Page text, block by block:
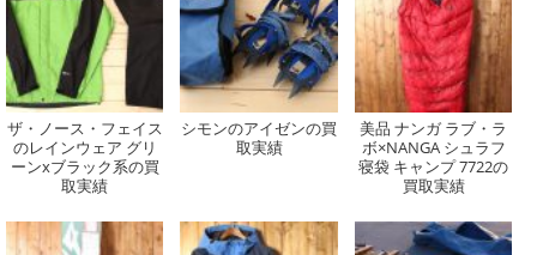
ザ・ノース・フェイス
のレインウェア グリ
ーンxブラック系の買
取実績
シモンのアイゼンの買
取実績
美品 ナンガ ラブ・ラ
ボ×NANGA シュラフ
寝袋 キャンプ 7722の
買取実績